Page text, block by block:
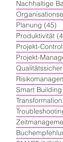
Nachhaltige
Planung (45)
Produktivität
Projekt-
Projekt-
Smart
Transformation